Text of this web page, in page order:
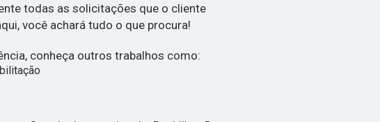
todas as solicitações que o cliente
você achará tudo o que procura!
conheça outros trabalhos como: